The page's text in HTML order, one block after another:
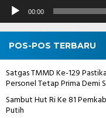
00:00
POS-POS TERBARU
Satgas TMMD Ke-129
Personel Tetap Prima Demi
Sambut Hut Ri Ke 81
Putih